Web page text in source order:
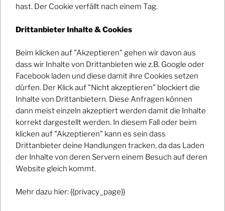
Alter Schlachthof Fürstenfeldbruck
WITH <3 FROM THE SLOW NIGHTS
Impressum / Datenschutz
hast. Der Cookie verfällt nach einem Tag.
Drittanbieter Inhalte & Cookies
Beim klicken auf "Akzeptieren" gehen wir davon aus
dass wir Inhalte von Drittanbieten wie z.B. Google oder
Facebook laden und diese damit ihre Cookies setzen
dürfen. Der Klick auf "Nicht akzeptieren" blockiert die
Inhalte von Drittanbietern. Diese Anfragen können
dann meist einzeln akzeptiert werden damit die Inhalte
korrekt dargestellt werden. In diesem Fall oder beim
klicken auf "Akzeptieren" kann es sein dass
Drittanbieter deine Handlungen tracken, da das Laden
der Inhalte von deren Servern einem Besuch auf deren
Website gleich kommt.
Mehr dazu hier: {{privacy_page}}